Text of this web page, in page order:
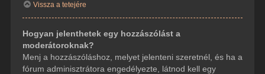
Vissza a tetejére
Hogyan jelenthetek egy hozzászólást a
moderátoroknak?
Menj a hozzászóláshoz, melyet jelenteni szeretnél, és ha a
fórum adminisztrátora engedélyezte, látnod kell egy